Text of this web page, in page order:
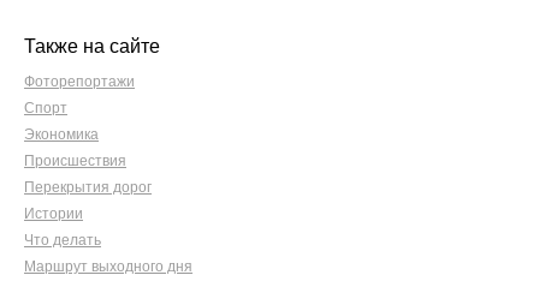
Также на сайте
Фоторепортажи
Спорт
Экономика
Происшествия
Перекрытия дорог
Истории
Что делать
Маршрут выходного дня